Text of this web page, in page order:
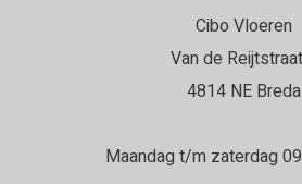
Cibo Vloeren
Van de
4814 NE Breda
Maandag t/m zaterdag